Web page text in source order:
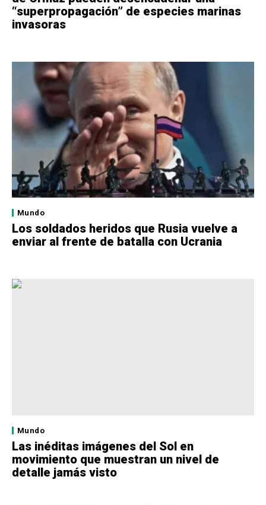
“superpropagación” de especies marinas
invasoras
Mundo
Los soldados heridos que Rusia vuelve a
enviar al frente de batalla con Ucrania
Mundo
Las inéditas imágenes del Sol en
movimiento que muestran un nivel de
detalle jamás visto